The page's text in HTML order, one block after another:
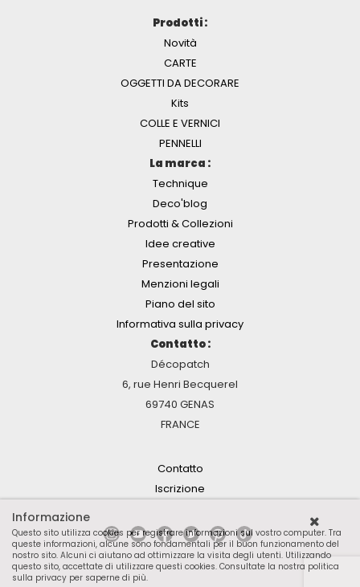
Prodotti :
Novità
CARTE
OGGETTI DA DECORARE
Kits
COLLE E VERNICI
PENNELLI
La marca :
Technique
Deco'blog
Prodotti & Collezioni
Idee creative
Presentazione
Menzioni legali
Piano del sito
Informativa sulla privacy
Contatto :
Décopatch
6, rue Henri Becquerel
69740 GENAS
FRANCE
Contatto
Iscrizione
Informazione
Questo sito utilizza cookies per registrare informazioni sul vostro computer. Tra
queste informazioni, alcune sono fondamentali per il buon funzionamento del
nostro sito. Alcuni ci aiutano ad ottimizzare la visita degli utenti. Utilizzando
questo sito, accettate di utilizzare questi cookies. Consultate la nostra politica
sulla privacy per saperne di più.